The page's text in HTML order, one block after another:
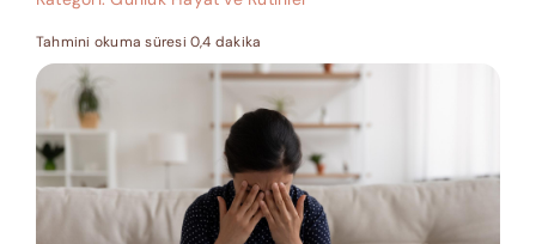
Tahmini okuma süresi 0,4 dakika